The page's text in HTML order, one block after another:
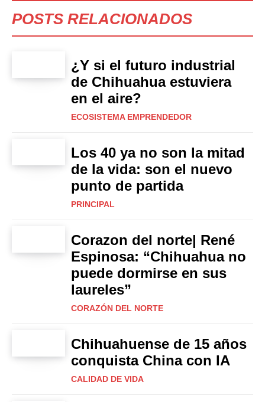
POSTS RELACIONADOS
¿Y si el futuro industrial
de Chihuahua estuviera
en el aire?
ECOSISTEMA EMPRENDEDOR
Los 40 ya no son la mitad
de la vida: son el nuevo
punto de partida
PRINCIPAL
Corazon del norte| René
Espinosa: “Chihuahua no
puede dormirse en sus
laureles”
CORAZÓN DEL NORTE
Chihuahuense de 15 años
conquista China con IA
CALIDAD DE VIDA